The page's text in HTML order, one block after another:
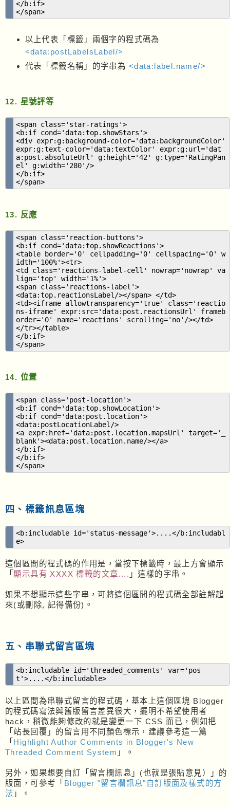
</b:if>
</span>
以上代表「標籤」兩個字的程式碼為
<data:postLabelsLabel/>
代表「標籤名稱」的字串為 <data:label.name/>
12. 星號評等
<span class='star-ratings'>
<b:if cond='data:top.showStars'>
<div expr:g:background-color='data:backgroundColor'
expr:g:text-color='data:textColor' expr:g:url='dat
a:post.absoluteUrl' g:height='42' g:type='RatingPan
el' g:width='280'/>
</b:if>
</span>
13. 反應
<span class='reaction-buttons'>
<b:if cond='data:top.showReactions'>
<table border='0' cellpadding='0' cellspacing='0' w
idth='100%'><tr>
<td class='reactions-label-cell' nowrap='nowrap' va
lign='top' width='1%'>
<span class='reactions-label'>
<data:top.reactionsLabel/></span> </td>
<td><iframe allowtransparency='true' class='reactio
ns-iframe' expr:src='data:post.reactionsUrl' frameb
order='0' name='reactions' scrolling='no'/></td>
</tr></table>
</b:if>
</span>
14. 位置
<span class='post-location'>
<b:if cond='data:top.showLocation'>
<b:if cond='data:post.location'>
<data:postLocationLabel/>
<a expr:href='data:post.location.mapsUrl' target='_
blank'><data:post.location.name/></a>
</b:if>
</b:if>
</span>
四、標籤訊息區塊
<b:includable id='status-message'>....</b:includabl
e>
這個區間的程式碼的作用是，當按下標籤時，最上方會顯示
「顯示具有 XXXX 標籤的文章.... 」這樣的字串。
如果不想顯示這些字串，可將這個區間的程式碼全部註解起
來(或刪除, 記得備份)。
五、串聯式留言區塊
<b:includable id='threaded_comments' var='pos
t'>....</b:includable>
以上區間為串聯式留言的程式碼，基本上這個區塊 Blogger
的程式碼寫法與舊版留言差異很大，擺明不希望使用者
hack，稍微能夠修改的就是變更一下 CSS 而已，例如把
「站長回覆」的留言用不同顏色標示，建議參考這一篇
「 Highlight Author Comments in Blogger's New
Threaded Comment System 」。
另外，如果想要自訂「留言欄訊息」(也就是張貼意見）」的
版面，可參考「 Blogger "留言欄訊息"自訂版面及樣式的方
法 」。